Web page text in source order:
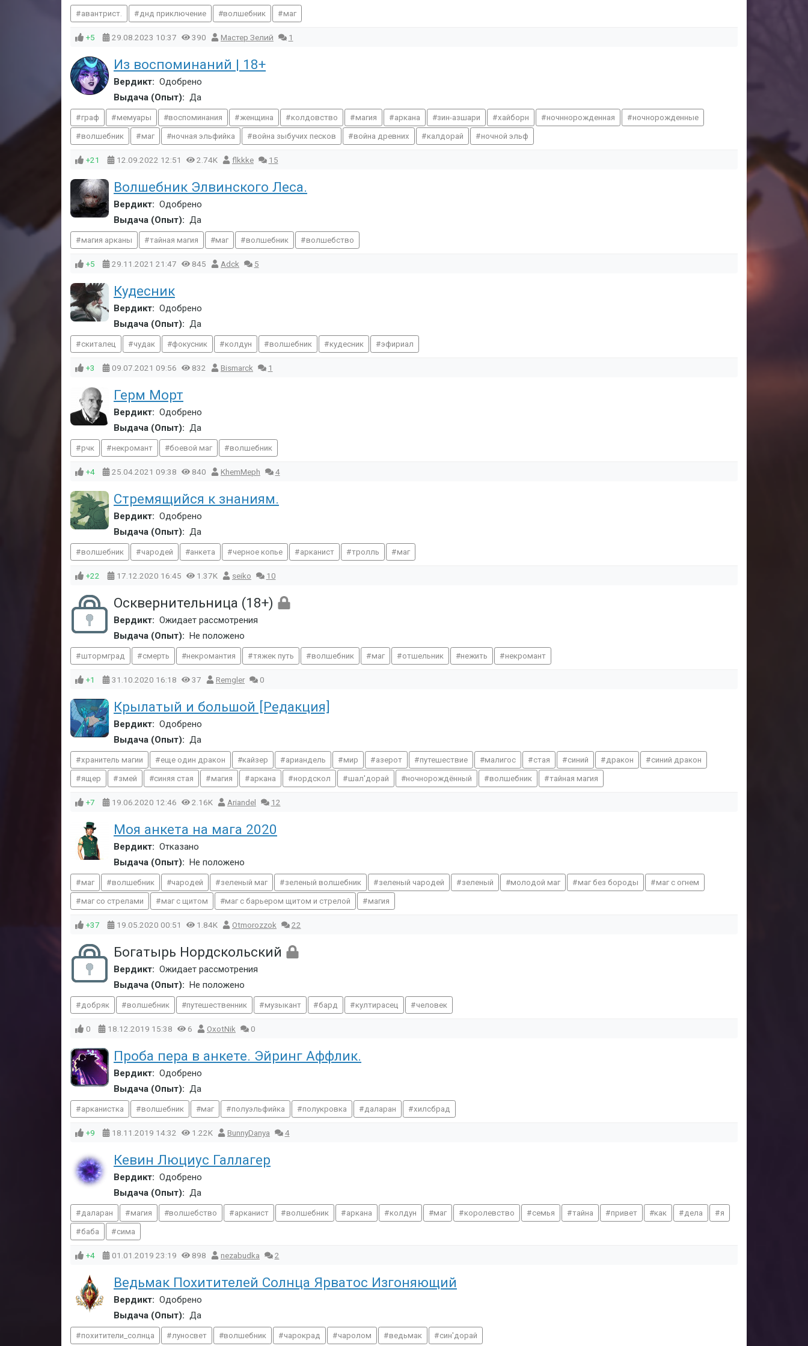
авантрист. днд приключение волшебник маг
+5 29.08.2023 10:37 390 Мастер Зелий 1
Из воспоминаний | 18+
Вердикт: Одобрено
Выдача (Опыт): Да
граф мемуары воспоминания женщина колдовство магия аркана зин-азшари хайборн ночннорожденная ночнорожденные
волшебник маг ночная эльфийка война зыбучих песков война древних калдорай ночной эльф
+21 12.09.2022 12:51 2.74K flkkke 15
Волшебник Элвинского Леса.
Вердикт: Одобрено
Выдача (Опыт): Да
магия арканы тайная магия маг волшебник волшебство
+5 29.11.2021 21:47 845 Adck 5
Кудесник
Вердикт: Одобрено
Выдача (Опыт): Да
скиталец чудак фокусник колдун волшебник кудесник эфириал
+3 09.07.2021 09:56 832 Bismarck 1
Герм Морт
Вердикт: Одобрено
Выдача (Опыт): Да
рчк некромант боевой маг волшебник
+4 25.04.2021 09:38 840 KhemMeph 4
Стремящийся к знаниям.
Вердикт: Одобрено
Выдача (Опыт): Да
волшебник чародей анкета черное копье арканист тролль маг
+22 17.12.2020 16:45 1.37K seiko 10
Осквернительница (18+)
Вердикт: Ожидает рассмотрения
Выдача (Опыт): Не положено
штормград смерть некромантия тяжек путь волшебник маг отшельник нежить некромант
+1 31.10.2020 16:18 37 Remgler 0
Крылатый и большой [Редакция]
Вердикт: Одобрено
Выдача (Опыт): Да
хранитель магии еще один дракон кайзер ариандель мир азерот путешествие малигос стая синий дракон синий дракон
ящер змей синяя стая магия аркана нордскол шал'дорай ночнорождённый волшебник тайная магия
+7 19.06.2020 12:46 2.16K Ariandel 12
Моя анкета на мага 2020
Вердикт: Отказано
Выдача (Опыт): Не положено
маг волшебник чародей зеленый маг зеленый волшебник зеленый чародей зеленый молодой маг маг без бороды маг с огнем
маг со стрелами маг с щитом маг с барьером щитом и стрелой магия
+37 19.05.2020 00:51 1.84K Otmorozzok 22
Богатырь Нордскольский
Вердикт: Ожидает рассмотрения
Выдача (Опыт): Не положено
добряк волшебник путешественник музыкант бард култирасец человек
0 18.12.2019 15:38 6 OxotNik 0
Проба пера в анкете. Эйринг Аффлик.
Вердикт: Одобрено
Выдача (Опыт): Да
арканистка волшебник маг полуэльфийка полукровка даларан хилсбрад
+9 18.11.2019 14:32 1.22K BunnyDanya 4
Кевин Люциус Галлагер
Вердикт: Одобрено
Выдача (Опыт): Да
даларан магия волшебство арканист волшебник аркана колдун маг королевство семья тайна привет как дела я
баба сима
+4 01.01.2019 23:19 898 nezabudka 2
Ведьмак Похитителей Солнца Ярватос Изгоняющий
Вердикт: Одобрено
Выдача (Опыт): Да
похитители_солнца луносвет волшебник чарокрад чаролом ведьмак син'дорай